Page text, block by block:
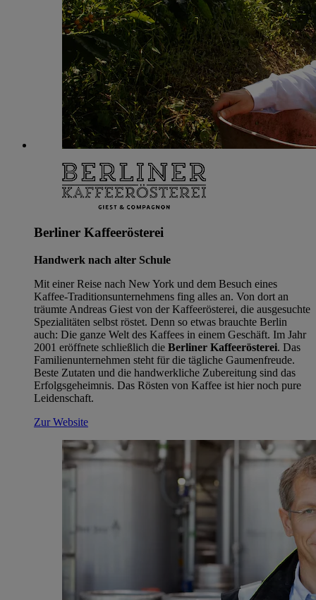
Berliner Kaffeerösterei
Handwerk nach alter Schule
Mit einer Reise nach New York und dem Besuch eines
Kaffee-Traditionsunternehmens fing alles an. Von dort an
träumte Andreas Giest von der Kaffeerösterei, die ausgesuchte
Spezialitäten selbst röstet. Denn so etwas brauchte Berlin
auch: Die ganze Welt des Kaffees in einem Geschäft. Im Jahr
2001 eröffnete schließlich die Berliner Kaffeerösterei. Das
Familienunternehmen steht für die tägliche Gaumenfreude.
Beste Zutaten und die handwerkliche Zubereitung sind das
Erfolgsgeheimnis. Das Rösten von Kaffee ist hier noch pure
Leidenschaft.
Zur Website